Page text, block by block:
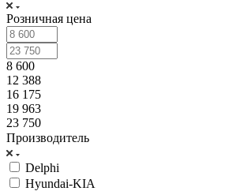
Розничная цена
8 600
12 388
16 175
19 963
23 750
Производитель
Delphi
Hyundai-KIA